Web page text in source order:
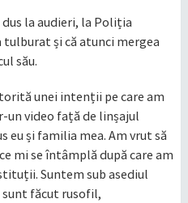
la audieri, la Poliția
tulburat și că atunci mergea
său.
unei intenții pe care am
un video față de linșajul
eu și familia mea. Am vrut să
mi se întâmplă după care am
Suntem sub asediul
făcut rusofil,